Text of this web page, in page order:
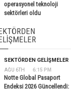
operasyonel teknoloji
sektörleri oldu
AĞU 6TH 6:15 PM
SEKTÖRDEN GELIŞMELER
Notte Global Pasaport
Endeksi 2026 Güncellendi: